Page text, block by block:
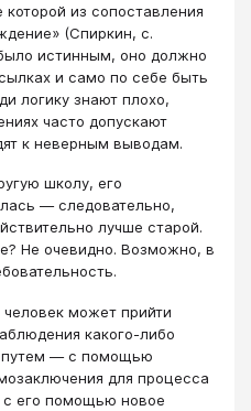
из сопоставления
(Спиркин, с.
истинным, оно должно
и само по себе быть
логику знают плохо,
часто допускают
к неверным выводам.
школу, его
— следовательно,
лучше старой.
Не очевидно. Возможно, в
может прийти
какого-либо
путем — с помощью
для процесса
с его помощью новое